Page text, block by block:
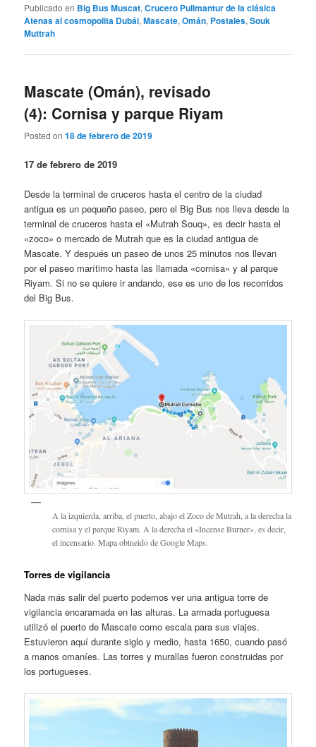
Publicado en Big Bus Muscat,Crucero Pullmantur de la clásica
Atenas al cosmopolita Dubái,Mascate,Omán, Postales,Souk
Muttrah
Mascate (Omán), revisado
(4): Cornisa y parque Riyam
Posted on18 de febrero de 2019
17 de febrero de 2019
Desde la terminal de cruceros hasta el centro de la ciudad
antigua es un pequeño paseo, pero el Big Bus nos lleva desde la
terminal de cruceros hasta el «Mutrah Souq», es decir hasta el
«zoco» o mercado de Mutrah que es la ciudad antigua de
Mascate. Y después un paseo de unos 25 minutos nos llevan
por el paseo marítimo hasta las llamada «cornisa» y al parque
Riyam. Si no se quiere ir andando, ese es uno de los recorridos
del Big Bus.
A la izquierda, arriba, el puerto, abajo el Zoco de Mutrah, a la derecha la
cornisa y el parque Riyam. A la derecha el «Incense Burner», es decir,
el incensario. Mapa obtneido de Google Maps.
Torres de vigilancia
Nada más salir del puerto podemos ver una antigua torre de
vigilancia encaramada en las alturas. La armada portuguesa
utilizó el puerto de Mascate como escala para sus viajes.
Estuvieron aquí durante siglo y medio, hasta 1650, cuando pasó
a manos omaníes. Las torres y murallas fueron construidas por
los portugueses.